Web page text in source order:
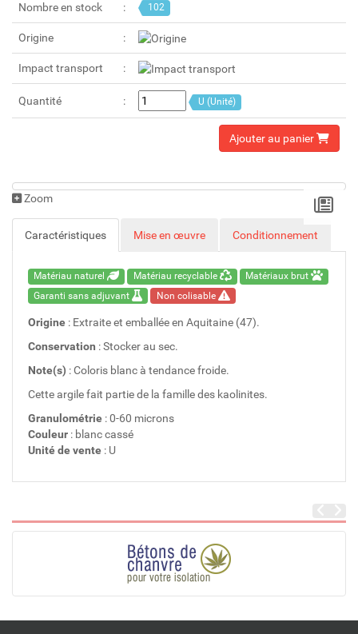
Nombre en stock 102
Origine
Impact transport
Quantité U (Unité)
Ajouter au panier
Zoom
Caractéristiques Mise en œuvre Conditionnement
Matériau naturel Matériau recyclable
Matériaux brut
Garanti sans adjuvant
Non colisable
Origine : Extraite et emballée en Aquitaine (47).
Conservation : Stocker au sec.
Note(s) : Coloris blanc à tendance froide.
Cette argile fait partie de la famille des kaolinites.
Granulométrie : 0-60 microns
Couleur : blanc cassé
Unité de vente : U